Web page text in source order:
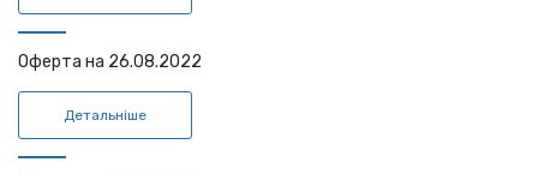
Оферта на 26.08.2022
Детальніше